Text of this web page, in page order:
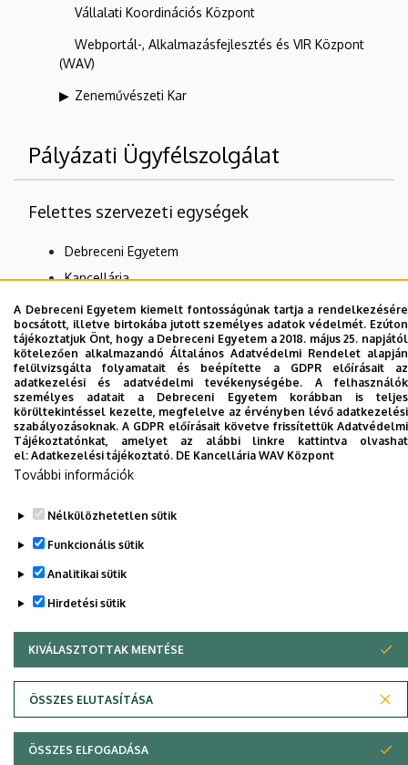
Vállalati Koordinációs Központ
Webportál-, Alkalmazásfejlesztés és VIR Központ
(WAV)
Zeneművészeti Kar
Pályázati Ügyfélszolgálat
Felettes szervezeti egységek
Debreceni Egyetem
Kancellária
Pályázati Központ
Dolgozói adatmódosítás igénylése a DE
telefonkönyvében|Külső személyek rögzítése a
DE telefonkönyvében|Súgó|Hibabejelentés
Szerzői jog © 2026 Unideb
A Debreceni Egyetem kiemelt fontosságúnak tartja a rendelkezésére
bocsátott, illetve birtokába jutott személyes adatok védelmét. Ezúton
tájékoztatjuk Önt, hogy a Debreceni Egyetem a 2018. május 25. napjától
kötelezően alkalmazandó Általános Adatvédelmi Rendelet alapján
felülvizsgálta folyamatait és beépítette a GDPR előírásait az
adatkezelési és adatvédelmi tevékenységébe. A felhasználók
személyes adatait a Debreceni Egyetem korábban is teljes
körültekintéssel kezelte, megfelelve az érvényben lévő adatkezelési
szabályozásoknak. A GDPR előírásait követve frissítettük Adatvédelmi
Tájékoztatónkat, amelyet az alábbi linkre kattintva olvashat
el: Adatkezelési tájékoztató. DE Kancellária WAV Központ
További információk
Nélkülözhetetlen sütik
Funkcionális sütik
Analitikai sütik
Hirdetési sütik
KIVÁLASZTOTTAK MENTÉSE
ÖSSZES ELUTASÍTÁSA
WITHDRAW CONSENT
ÖSSZES ELFOGADÁSA